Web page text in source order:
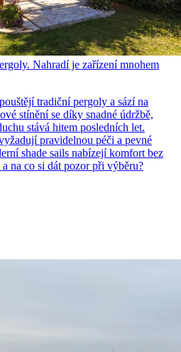
Nahradí je zařízení mnohem
tradiční pergoly a sází na
stínění se díky snadné údržbě,
stává hitem posledních let.
pravidelnou péči a pevné
shade sails nabízejí komfort bez
na co si dát pozor při výběru?